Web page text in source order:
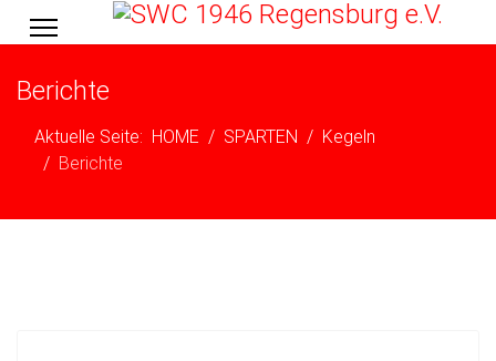
Berichte
Aktuelle Seite: HOME SPARTEN
Kegeln
Berichte